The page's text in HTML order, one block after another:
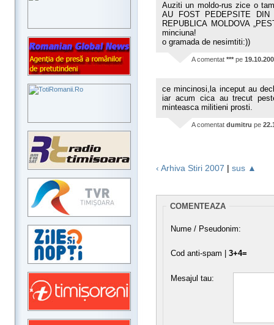
Auziti un moldo-rus zice o
AU FOST PEDEPSITE
REPUBLICA MOLDOVA
minciuna!
o gramada de nesimtiti:))
A comentat *** pe
ce mincinosi,la inceput au
iar acum cica au trecut
minteasca militieni prosti.
A comentat dumitru pe
‹ Arhiva Stiri 2007 | sus ▲
COMENTEAZA
Nume / Pseudonim:
Cod anti-spam | 3+4=
Mesajul tau: